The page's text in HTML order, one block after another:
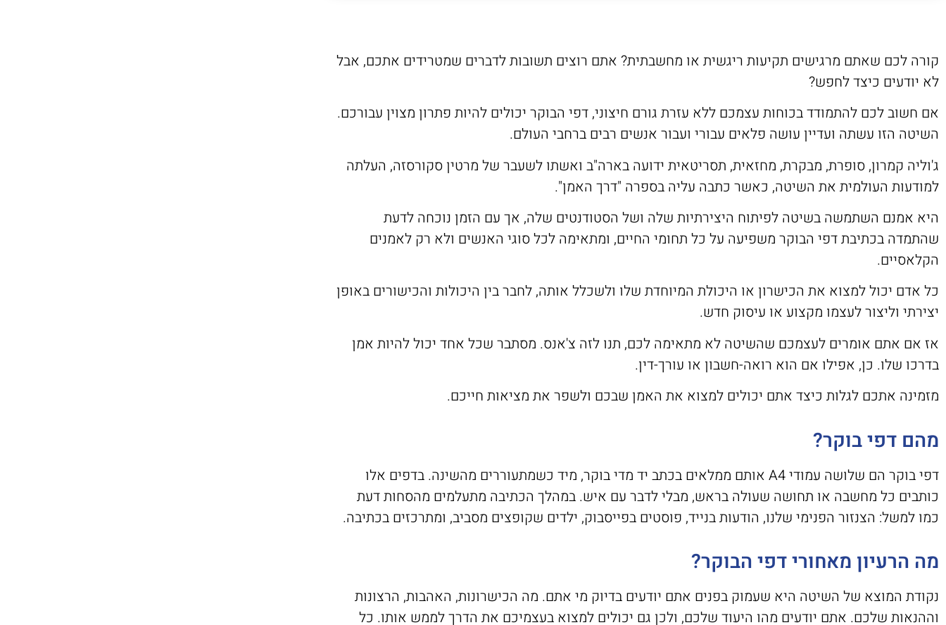
קורה לכם שאתם מרגישים תקיעות ריגשית או מחשבתית? אתם רוצים תשובות לדברים שמטרידים אתכם, אבל
לא יודעים כיצד לחפש?
אם חשוב לכם להתמודד בכוחות עצמכם ללא עזרת גורם חיצוני, דפי הבוקר יכולים להיות פתרון מצוין עבורכם.
השיטה הזו עשתה ועדיין עושה פלאים עבורי ועבור אנשים רבים ברחבי העולם.
ג'וליה קמרון, סופרת, מבקרת, מחזאית, תסריטאית ידועה בארה"ב ואשתו לשעבר של מרטין סקורסזה, העלתה
למודעות העולמית את השיטה, כאשר כתבה עליה בספרה "דרך האמן".
היא אמנם השתמשה בשיטה לפיתוח היצירתיות שלה ושל הסטודנטים שלה, אך עם הזמן נוכחה לדעת
שהתמדה בכתיבת דפי הבוקר משפיעה על כל תחומי החיים, ומתאימה לכל סוגי האנשים ולא רק לאמנים
הקלאסיים.
כל אדם יכול למצוא את הכישרון או היכולת המיוחדת שלו ולשכלל אותה, לחבר בין היכולות והכישורים באופן
יצירתי וליצור לעצמו מקצוע או עיסוק חדש.
אז אם אתם אומרים לעצמכם שהשיטה לא מתאימה לכם, תנו לזה צ'אנס. מסתבר שכל אחד יכול להיות אמן
בדרכו שלו. כן, אפילו אם הוא רואה-חשבון או עורך-דין.
מזמינה אתכם לגלות כיצד אתם יכולים למצוא את האמן שבכם ולשפר את מציאות חייכם.
מהם דפי בוקר?
דפי בוקר הם שלושה עמודי A4 אותם ממלאים בכתב יד מדי בוקר, מיד כשמתעוררים מהשינה. בדפים אלו
כותבים כל מחשבה או תחושה שעולה בראש, מבלי לדבר עם איש. במהלך הכתיבה מתעלמים מהסחות דעת
כמו למשל: הצנזור הפנימי שלנו, הודעות בנייד, פוסטים בפייסבוק, ילדים שקופצים מסביב, ומתרכזים בכתיבה.
מה הרעיון מאחורי דפי הבוקר?
נקודת המוצא של השיטה היא שעמוק בפנים אתם יודעים בדיוק מי אתם. מה הכישרונות, האהבות, הרצונות
וההנאות שלכם. אתם יודעים מהו היעוד שלכם, ולכן גם יכולים למצוא בעצמיכם את הדרך לממש אותו. כל